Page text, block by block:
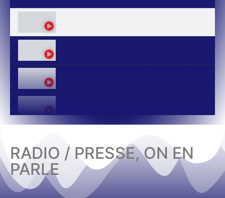
RADIO / PRESSE, ON EN
PARLE